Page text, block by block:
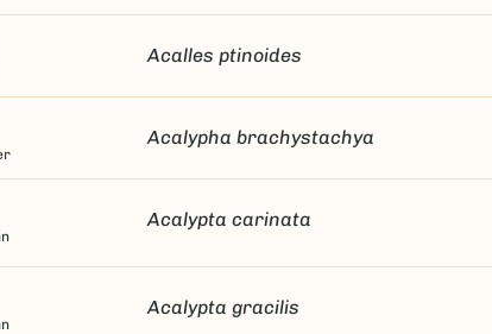
Acalles ptinoides
Acalypha brachystachya
Acalypta carinata
Acalypta gracilis